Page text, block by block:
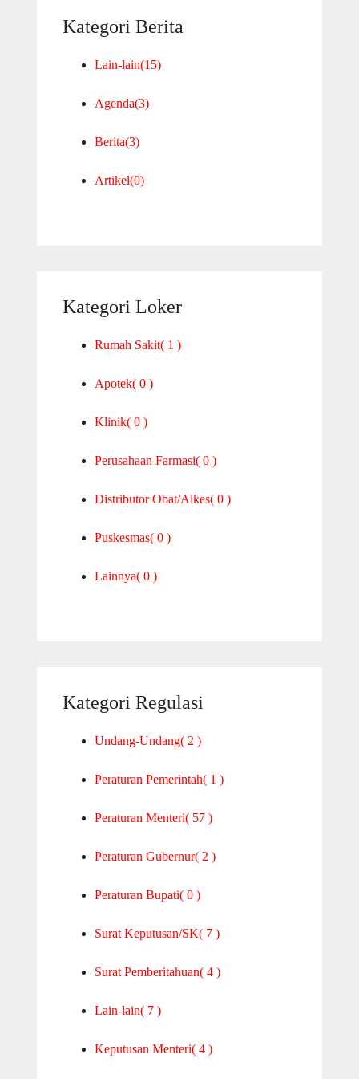
Kategori Berita
Lain-lain(15)
Agenda(3)
Berita(3)
Artikel(0)
Kategori Loker
Rumah Sakit( 1 )
Apotek( 0 )
Klinik( 0 )
Perusahaan Farmasi( 0 )
Distributor Obat/Alkes( 0 )
Puskesmas( 0 )
Lainnya( 0 )
Kategori Regulasi
Undang-Undang( 2 )
Peraturan Pemerintah( 1 )
Peraturan Menteri( 57 )
Peraturan Gubernur( 2 )
Peraturan Bupati( 0 )
Surat Keputusan/SK( 7 )
Surat Pemberitahuan( 4 )
Lain-lain( 7 )
Keputusan Menteri( 4 )